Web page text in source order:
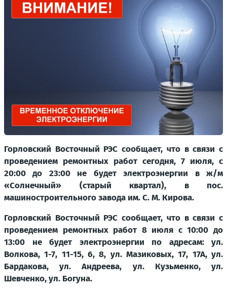
Горловский Восточный РЭС сообщает, что в связи с
проведением ремонтных работ сегодня, 7 июля, с
20:00 до 23:00 не будет электроэнергии в ж/м
«Солнечный» (старый квартал), в пос.
машиностроительного завода им. С. М. Кирова.
Горловский Восточный РЭС сообщает, что в связи с
проведением ремонтных работ 8 июля с 10:00 до
13:00 не будет электроэнергии по адресам: ул.
Волкова, 1-7, 11-15, 6, 8, ул. Мазиковых, 17, 17А, ул.
Бардакова, ул. Андреева, ул. Кузьменко, ул.
Шевченко, ул. Богуна.